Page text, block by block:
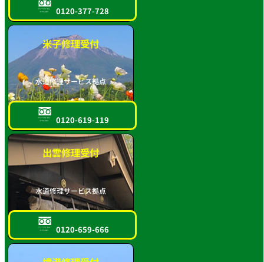
フリーダイヤル
スマホOK!! 0120-377-728
米子修理受付
水道修理サービス拠点
フリーダイヤル
スマホOK!! 0120-619-119
出雲修理受付
水道修理サービス拠点
フリーダイヤル
スマホOK!! 0120-659-666